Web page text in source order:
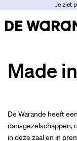
Je ziet
Made
De Warande heeft
dansgezelschappen,
in deze zaal en in